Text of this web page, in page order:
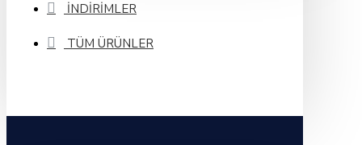
İNDIRIMLER
TÜM ÜRÜNLER